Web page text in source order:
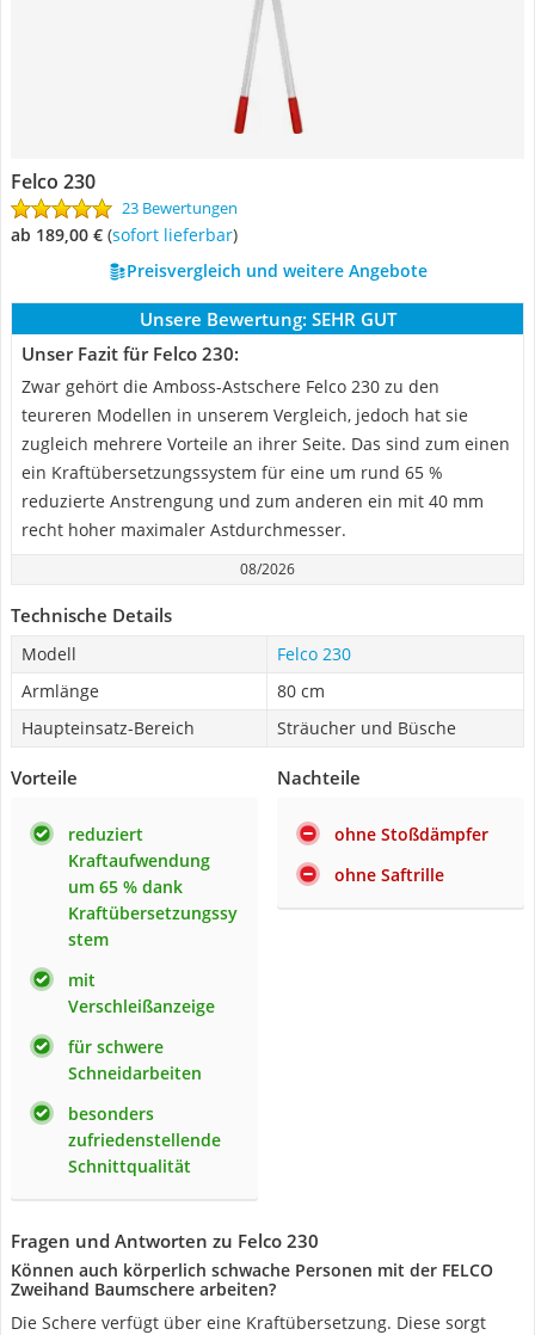
Felco 230
23 Bewertungen
ab 189,00 € ( Sofort lieferbar)
Preisvergleich und weitere Angebote
Unsere Bewertung: SEHR GUT
Unser Fazit für Felco 230:
Zwar gehört die Amboss-Astschere Felco 230 zu den
teureren Modellen in unserem Vergleich, jedoch hat sie
zugleich mehrere Vorteile an ihrer Seite. Das sind zum einen
ein Kraftübersetzungssystem für eine um rund 65 %
reduzierte Anstrengung und zum anderen ein mit 40 mm
recht hoher maximaler Astdurchmesser.
08/2026
Technische Details
Modell
Felco 230
Armlänge
80 cm
Haupteinsatz-Bereich
Sträucher und Büsche
Vorteile
reduziert
Kraftaufwendung
um 65 % dank
Kraftübersetzungssy
stem
mit
Verschleißanzeige
für schwere
Schneidarbeiten
besonders
zufriedenstellende
Schnittqualität
Nachteile
ohne Stoßdämpfer
ohne Saftrille
Fragen und Antworten zu Felco 230
Können auch körperlich schwache Personen mit der FELCO
Zweihand Baumschere arbeiten?
Die Schere verfügt über eine Kraftübersetzung. Diese sorgt